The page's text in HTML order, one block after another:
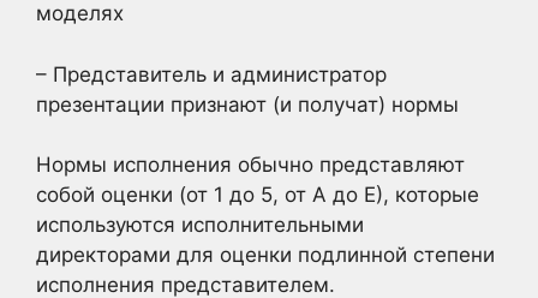
моделях
– Представитель и администратор
презентации признают (и получат) нормы
Нормы исполнения обычно представляют
собой оценки (от 1 до 5, от А до Е), которые
используются исполнительными
директорами для оценки подлинной степени
исполнения представителем.